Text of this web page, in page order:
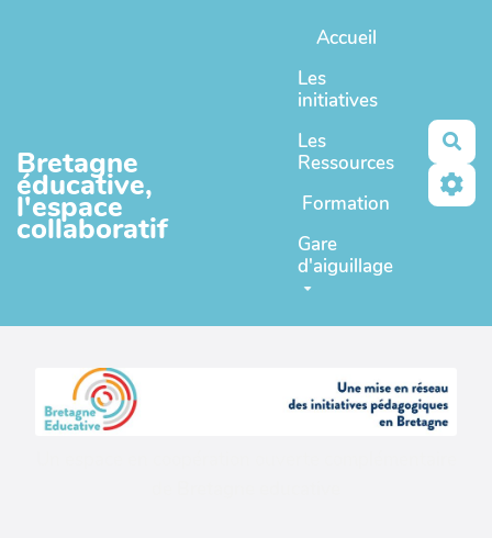
Bretagne
éducative,
l'espace
collaboratif
Accueil
Les
initiatives
Les
Ressources
Formation
Gare
d'aiguillage